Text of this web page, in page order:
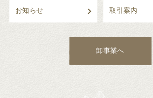
お知らせ 取引案内
卸事業へ